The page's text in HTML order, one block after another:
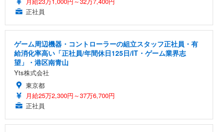
正社員
ゲーム周辺機器・コントローラーの組立スタッフ正社員・有
給消化率高い「正社員/年間休日125日/IT・ゲーム業界志
望」・港区南青山
Yts株式会社
東京都
月給25万2,300円～37万6,700円
正社員